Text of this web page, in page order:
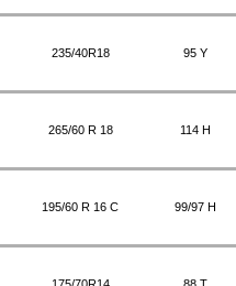
235/40R18 95 Y
265/60 R 18 114 H
195/60 R 16 C 99/97 H